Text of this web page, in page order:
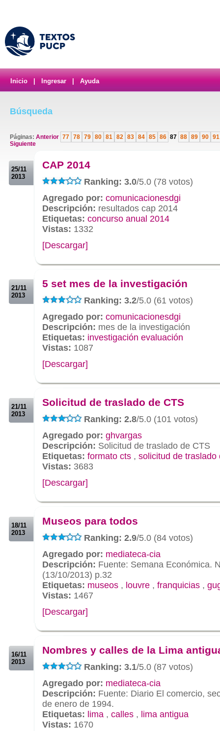
Inicio Ingresar Ayuda
Búsqueda
Páginas: Anterior 77 78 79 80 81 82 83 84 85 86 87 88 89 90 91
Siguiente
25/11
2013
CAP 2014
Ranking: 3.0/5.0 (78 votos)
Agregado por: comunicacionesdgi
Descripción: resultados cap 2014
Etiquetas: concurso anual 2014
Vistas: 1332
[Descargar]
21/11
2013
5 set mes de la investigación
Ranking: 3.2/5.0 (61 votos)
Agregado por: comunicacionesdgi
Descripción: mes de la investigación
Etiquetas: investigación evaluación
Vistas: 1087
[Descargar]
21/11
2013
Solicitud de traslado de CTS
Ranking: 2.8/5.0 (101 votos)
Agregado por: ghvargas
Descripción: Solicitud de traslado de CTS
Etiquetas: formato cts , solicitud de traslado
Vistas: 3683
[Descargar]
18/11
2013
Museos para todos
Ranking: 2.9/5.0 (84 votos)
Agregado por: mediateca-cia
Descripción: Fuente: Semana Económica.
(13/10/2013) p.32
Etiquetas: museos , louvre , franquicias ,
Vistas: 1467
[Descargar]
16/11
2013
Nombres y calles de la Lima
Ranking: 3.1/5.0 (87 votos)
Agregado por: mediateca-cia
Descripción: Fuente: Diario El comercio,
de enero de 1994.
Etiquetas: lima , calles , lima antigua
Vistas: 1670